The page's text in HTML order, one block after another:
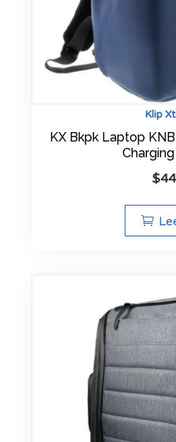
Klip
KX Bkpk Laptop
$